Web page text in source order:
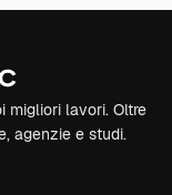
migliori lavori. Oltre
agenzie e studi.